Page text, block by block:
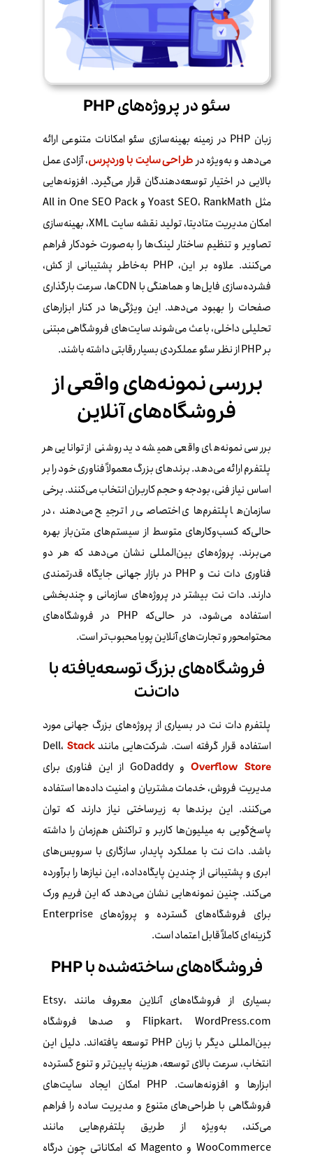
سئو در پروژه‌های PHP
زبان PHP در زمینه بهینه‌سازی سئو امکانات متنوعی ارائه
می‌دهد و به‌ویژه در طراحی سایت با وردپرس، آزادی عمل
بالایی در اختیار توسعه‌دهندگان قرار می‌گیرد. افزونه‌هایی
مثل Yoast SEO، RankMath و All in One SEO Pack
امکان مدیریت متادیتا، تولید نقشه سایت XML، بهینه‌سازی
تصاویر و تنظیم ساختار لینک‌ها را به‌صورت خودکار فراهم
می‌کنند. علاوه بر این، PHP به‌خاطر پشتیبانی از کش،
فشرده‌سازی فایل‌ها و هماهنگی با CDNها، سرعت بارگذاری
صفحات را بهبود می‌دهد. این ویژگی‌ها در کنار ابزارهای
تحلیلی داخلی، باعث می‌شوند سایت‌های فروشگاهی مبتنی
بر PHP از نظر سئو عملکردی بسیار رقابتی داشته باشند.
بررسی نمونه‌های واقعی از
فروشگاه‌های آنلاین
بررسی نمونه‌های واقعی همیشه دید روشنی از توانایی هر
پلتفرم ارائه می‌دهد. برندهای بزرگ معمولاً فناوری خود را بر
اساس نیاز فنی، بودجه و حجم کاربران انتخاب می‌کنند. برخی
سازمان‌ها پلتفرم‌های اختصاصی را ترجیح می‌دهند، در
حالی‌که کسب‌وکارهای متوسط از سیستم‌های متن‌باز بهره
می‌برند. پروژه‌های بین‌المللی نشان می‌دهد که هر دو
فناوری دات‌ نت و PHP در بازار جهانی جایگاه قدرتمندی
دارند. دات‌ نت بیشتر در پروژه‌های سازمانی و چندبخشی
استفاده می‌شود، در حالی‌که PHP در فروشگاه‌های
محتوامحور و تجارت‌های آنلاین پویا محبوب‌تر است.
فروشگاه‌های بزرگ توسعه‌یافته با
دات‌نت
پلتفرم دات‌ نت در بسیاری از پروژه‌های بزرگ جهانی مورد
استفاده قرار گرفته است. شرکت‌هایی مانند Dell،Stack
Overflow Store
و GoDaddy از این فناوری برای
مدیریت فروش، خدمات مشتریان و امنیت داده‌ها استفاده
می‌کنند. این برندها به زیرساختی نیاز دارند که توان
پاسخ‌گویی به میلیون‌ها کاربر و تراکنش هم‌زمان را داشته
باشد. دات‌ نت با عملکرد پایدار، سازگاری با سرویس‌های
ابری و پشتیبانی از چندین پایگاه‌داده، این نیازها را برآورده
می‌کند. چنین نمونه‌هایی نشان می‌دهد که این فریم‌ ورک
برای فروشگاه‌های گسترده و پروژه‌های Enterprise
گزینه‌ای کاملاً قابل اعتماد است.
فروشگاه‌های ساخته‌شده با PHP
بسیاری از فروشگاه‌های آنلاین معروف مانند Etsy،
Flipkart، WordPress.com و صدها فروشگاه
بین‌المللی دیگر با زبان PHP توسعه یافته‌اند. دلیل این
انتخاب، سرعت بالای توسعه، هزینه پایین‌تر و تنوع گسترده
ابزارها و افزونه‌هاست. PHP امکان ایجاد سایت‌های
فروشگاهی با طراحی‌های متنوع و مدیریت ساده را فراهم
می‌کند، به‌ویژه از طریق پلتفرم‌هایی مانند
WooCommerce و Magento که امکاناتی چون درگاه